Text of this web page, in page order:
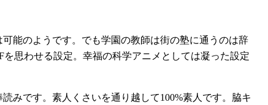
能のようです。でも学園の教師は街の塾に通うのは辞
思わせる設定。幸福の科学アニメとしては凝った設定
みです。素人くさいを通り越して100%素人です。脇キ